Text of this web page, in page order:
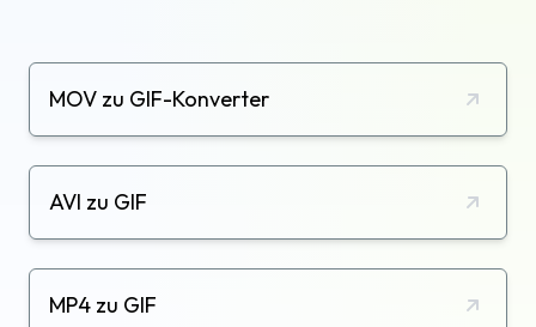
MOV zu GIF-Konverter
AVI zu GIF
MP4 zu GIF